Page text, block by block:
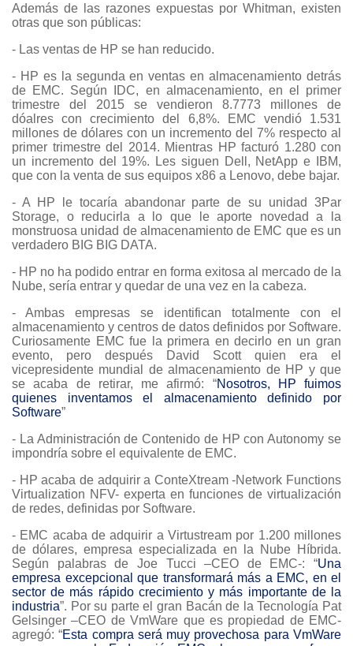
Además de las razones expuestas por Whitman, existen
otras que son públicas:
- Las ventas de HP se han reducido.
- HP es la segunda en ventas en almacenamiento detrás
de EMC. Según IDC, en almacenamiento, en el primer
trimestre del 2015 se vendieron 8.7773 millones de
dóalres con crecimiento del 6,8%. EMC vendió 1.531
millones de dólares con un incremento del 7% respecto al
primer trimestre del 2014. Mientras HP facturó 1.280 con
un incremento del 19%. Les siguen Dell, NetApp e IBM,
que con la venta de sus equipos x86 a Lenovo, debe bajar.
- A HP le tocaría abandonar parte de su unidad 3Par
Storage, o reducirla a lo que le aporte novedad a la
monstruosa unidad de almacenamiento de EMC que es un
verdadero BIG BIG DATA.
- HP no ha podido entrar en forma exitosa al mercado de la
Nube, sería entrar y quedar de una vez en la cabeza.
- Ambas empresas se identifican totalmente con el
almacenamiento y centros de datos definidos por Software.
Curiosamente EMC fue la primera en decirlo en un gran
evento, pero después David Scott quien era el
vicepresidente mundial de almacenamiento de HP y que
se acaba de retirar, me afirmó: “Nosotros, HP fuimos
quienes inventamos el almacenamiento definido por
Software”
- La Administración de Contenido de HP con Autonomy se
impondría sobre el equivalente de EMC.
- HP acaba de adquirir a ConteXtream -Network Functions
Virtualization NFV- experta en funciones de virtualización
de redes, definidas por Software.
- EMC acaba de adquirir a Virtustream por 1.200 millones
de dólares, empresa especializada en la Nube Híbrida.
Según palabras de Joe Tucci –CEO de EMC-: “Una
empresa excepcional que transformará más a EMC, en el
sector de más rápido crecimiento y más importante de la
industria”. Por su parte el gran Bacán de la Tecnología Pat
Gelsinger –CEO de VmWare que es propiedad de EMC-
agregó: “Esta compra será muy provechosa para VmWare